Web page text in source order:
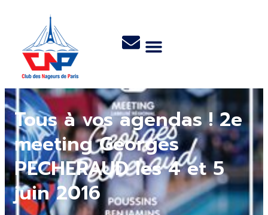
Tous à vos agendas ! 2e
meeting Georges
PECHERAUD les 4 et 5
juin 2016